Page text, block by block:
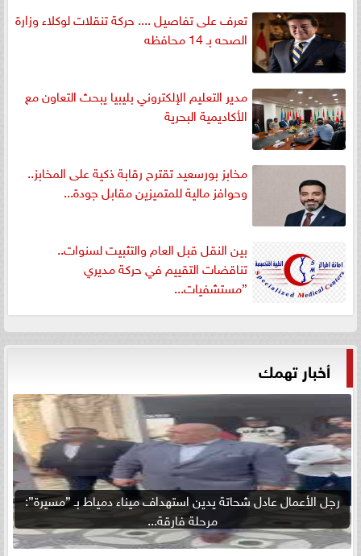
تعرف على تفاصيل .... حركة تنقلات لوكلاء وزارة
الصحه بـ 14 محافظه
مدير التعليم الإلكتروني بليبيا يبحث التعاون مع
الأكاديمية البحرية
مخابز بورسعيد تقترح رقابة ذكية على المخابز..
وحوافز مالية للمتميزين مقابل جودة...
بين النقل قبل العام والتثبيت لسنوات..
تناقضات التقييم في حركة مديري
”مستشفيات...
أخبار تهمك
رجل الأعمال عادل شحاتة يدين استهداف ميناء دمياط بـ ”مسيرة”:
مرحلة فارقة...